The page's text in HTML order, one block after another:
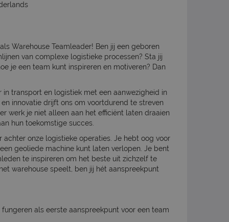
Warehouse Teamleader! Ben jij een geboren
van complexe logistieke processen? Sta jij
je een team kunt inspireren en motiveren? Dan
transport en logistiek met een aanwezigheid in
innovatie drijft ons om voortdurend te streven
werk je niet alleen aan het efficiënt laten draaien
hun toekomstige succes.
onze logistieke operaties. Je hebt oog voor
geoliede machine kunt laten verlopen. Je bent
te inspireren om het beste uit zichzelf te
warehouse speelt, ben jij hét aanspreekpunt
als eerste aanspreekpunt voor een team